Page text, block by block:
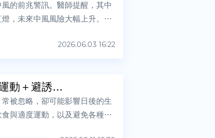
2026.06.03 16:22
的前兆警訊。醫師提醒，其中
，未來中風風險大幅上升。一
動＋避誘...
被忽略，卻可能影響日後的生
與適度運動，以及避免各種誘